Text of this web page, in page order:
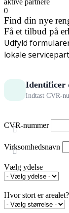
0
Find din nye
Få et tilbud på
Udfyld
lokale
Identificer
Indtast CVR-
CVR-nummer
Virksomhedsnavn
Vælg ydelse
Hvor stort er arealet?